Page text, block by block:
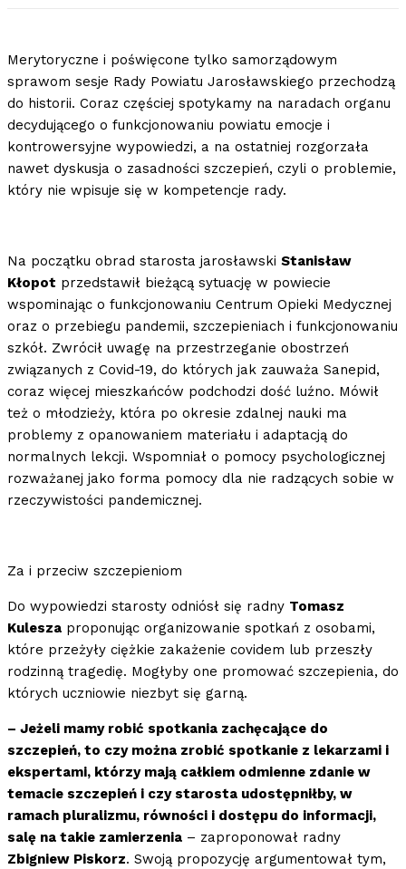
Merytoryczne i poświęcone tylko samorządowym
sprawom sesje Rady Powiatu Jarosławskiego przechodzą
do historii. Coraz częściej spotykamy na naradach organu
decydującego o funkcjonowaniu powiatu emocje i
kontrowersyjne wypowiedzi, a na ostatniej rozgorzała
nawet dyskusja o zasadności szczepień, czyli o problemie,
który nie wpisuje się w kompetencje rady.
Na początku obrad starosta jarosławski Stanisław
Kłopot przedstawił bieżącą sytuację w powiecie
wspominając o funkcjonowaniu Centrum Opieki Medycznej
oraz o przebiegu pandemii, szczepieniach i funkcjonowaniu
szkół. Zwrócił uwagę na przestrzeganie obostrzeń
związanych z Covid-19, do których jak zauważa Sanepid,
coraz więcej mieszkańców podchodzi dość luźno. Mówił
też o młodzieży, która po okresie zdalnej nauki ma
problemy z opanowaniem materiału i adaptacją do
normalnych lekcji. Wspomniał o pomocy psychologicznej
rozważanej jako forma pomocy dla nie radzących sobie w
rzeczywistości pandemicznej.
Za i przeciw szczepieniom
Do wypowiedzi starosty odniósł się radny Tomasz
Kulesza proponując organizowanie spotkań z osobami,
które przeżyły ciężkie zakażenie covidem lub przeszły
rodzinną tragedię. Mogłyby one promować szczepienia, do
których uczniowie niezbyt się garną.
– Jeżeli mamy robić spotkania zachęcające do
szczepień, to czy można zrobić spotkanie z lekarzami i
ekspertami, którzy mają całkiem odmienne zdanie w
temacie szczepień i czy starosta udostępniłby, w
ramach pluralizmu, równości i dostępu do informacji,
salę na takie zamierzenia – zaproponował radny
Zbigniew Piskorz. Swoją propozycję argumentował tym,